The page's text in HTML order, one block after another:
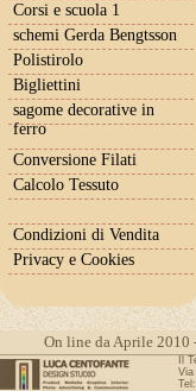
Corsi e scuola 1
schemi Gerda Bengtsson
Polistirolo
Bigliettini
sagome decorative in
ferro
Conversione Filati
Calcolo Tessuto
Condizioni di Vendita
Privacy e Cookies
On line da Aprile 2010
Il
Via